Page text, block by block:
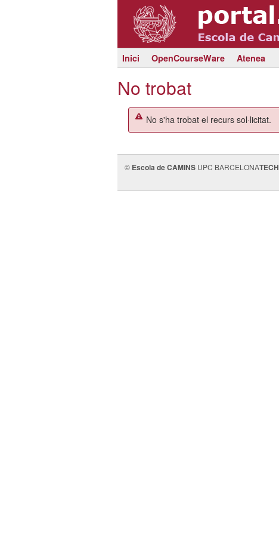
Inici OpenCourseWare Atenea
No trobat
No s'ha trobat el recurs sol·licitat.
© Escola de CAMINS UPC BARCELONATECH